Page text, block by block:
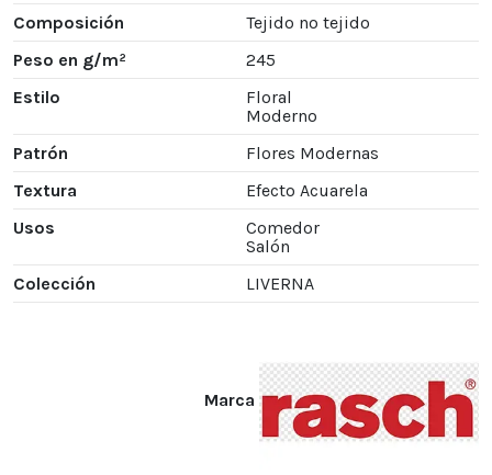
Composición
Tejido no tejido
Peso en g/m²
245
Estilo
Floral
Moderno
Patrón
Flores Modernas
Textura
Efecto Acuarela
Usos
Comedor
Salón
Colección
LIVERNA
Marca